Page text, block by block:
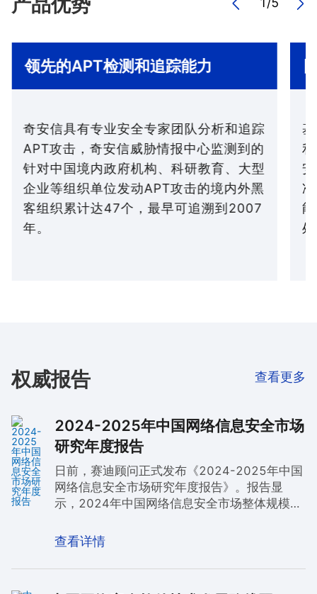
领先的APT检测和追踪能力
奇安信具有专业安全专家团队分析和追踪
APT攻击，奇安信威胁情报中心监测到的
针对中国境内政府机构、科研教育、大型
企业等组织单位发动APT攻击的境内外黑
客组织累计达47个，最早可追溯到2007
年。
权威报告 查看更多
2024-2025年中国网络信息安全市场
研究年度报告
日前，赛迪顾问正式发布《2024-2025年中国
网络信息安全市场研究年度报告》。报告显
示，2024年中国网络信息安全市场整体规模降
采购趋于谨慎，但安全服务市场逆势增长。在
市场结构性分化加剧的背景下，奇安信集团凭
借深厚的技术积累与创新布局，连续六年稳居
查看详情